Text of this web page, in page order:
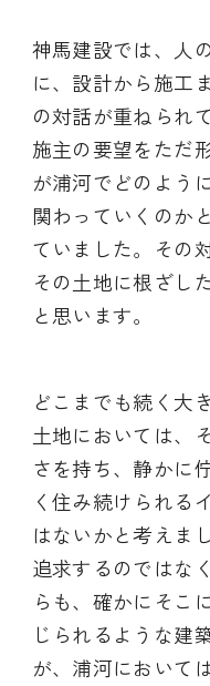
神馬建設では、人
に、設計から施工
の対話が重ねられ
施主の要望をただ
が浦河でどのよう
関わっていくのか
ていました。その
その土地に根ざし
と思います。
どこまでも続く大
土地においては、
さを持ち、静かに
く住み続けられる
はないかと考えま
追求するのではな
らも、確かにそこ
じられるような建
が、浦河において